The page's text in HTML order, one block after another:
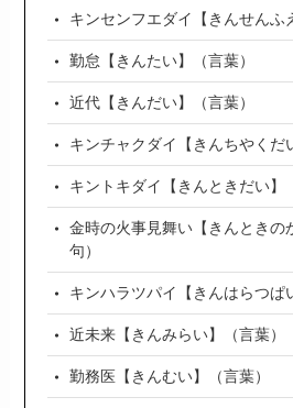
キンセンフエダイ【きんせんふ
勤怠【きんたい】（言葉）
近代【きんだい】（言葉）
キンチャクダイ【きんちやくだ
キントキダイ【きんときだい】
金時の火事見舞い【きんときの
句）
キンハラツパイ【きんはらつぱ
近未来【きんみらい】（言葉）
勤務医【きんむい】（言葉）